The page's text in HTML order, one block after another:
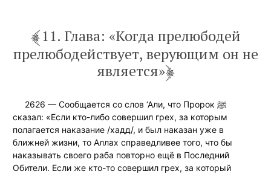
11. Глава: «Когда прелюбодей
прелюбодействует, верующим он не
является»
2626 — Сообщается со слов ‘Али, что Пророк ﷺ
сказал: «Если кто-либо совершил грех, за которым
полагается наказание /хадд/, и был наказан уже в
ближней жизни, то Аллах справедливее того, что бы
наказывать своего раба повторно ещё в Последний
Обители. Если же кто-то совершил грех, за который